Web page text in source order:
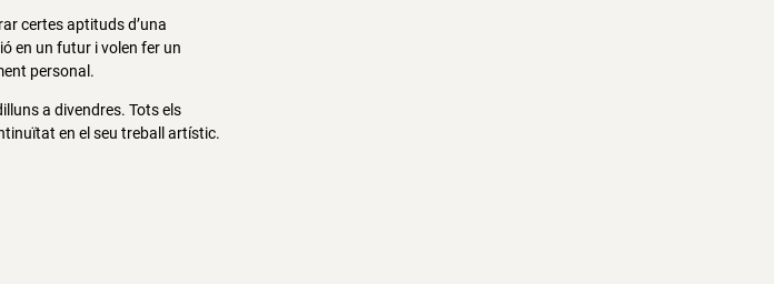
certes aptituds d’una
en un futur i volen fer un
personal.
a divendres. Tots els
en el seu treball artístic.